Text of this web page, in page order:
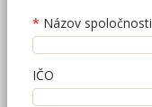
Názov spoločnosti
IČO